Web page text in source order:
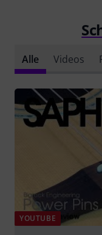
Alle Videos
YOUTUBE